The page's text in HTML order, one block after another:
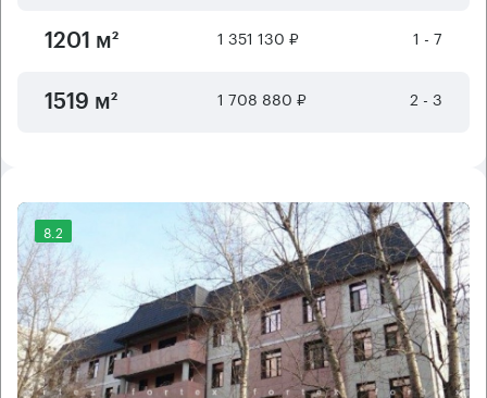
1201 м² 1 351 130 ₽ 1 - 7
1519 м² 1 708 880 ₽ 2 - 3
8.2